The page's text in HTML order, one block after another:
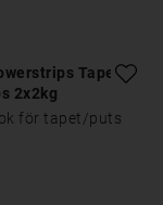
Tapet
2x2kg
för tapet/puts